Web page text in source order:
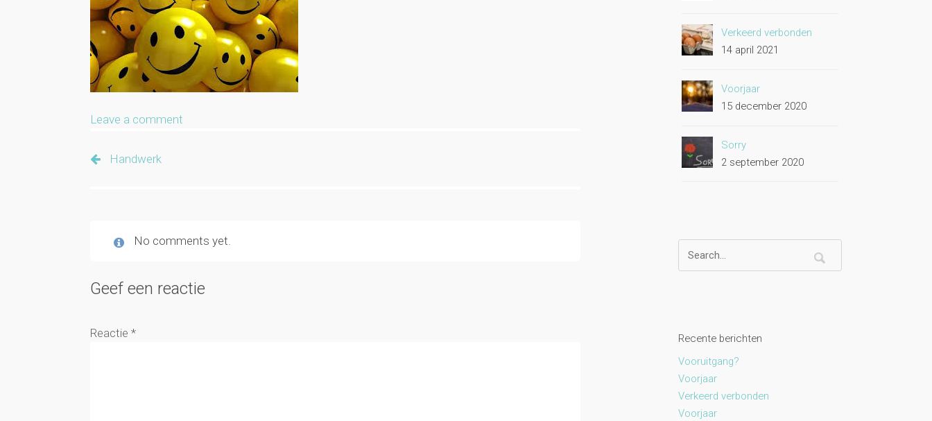
Leave a comment
Handwerk
No comments yet.
Geef een reactie
Reactie*
Verkeerd verbonden
14 april 2021
Voorjaar
15 december 2020
Sorry
2 september 2020
Recente berichten
Vooruitgang?
Voorjaar
Verkeerd verbonden
Voorjaar